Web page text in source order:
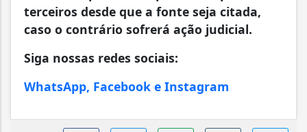
terceiros desde que a fonte seja citada,
caso o contrário sofrerá ação judicial.
Siga nossas redes sociais:
WhatsApp, Facebook e Instagram